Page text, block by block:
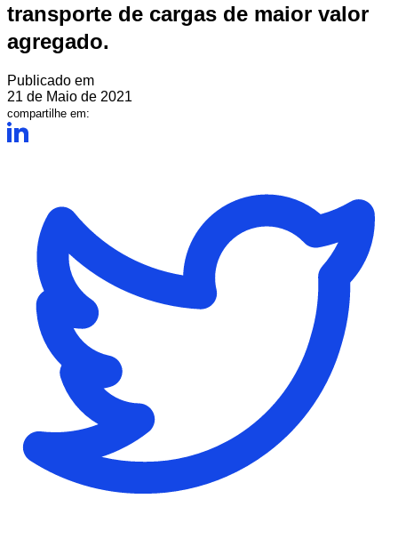
transporte de cargas de maior valor
agregado.
Publicado em
21 de Maio de 2021
compartilhe em: